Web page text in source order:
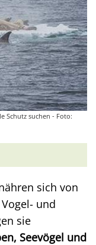
Schutz suchen - Foto:
sich von
und
sie
Seevögel und